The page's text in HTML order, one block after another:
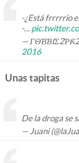
-¿Está frrrrrio
-...
— ΓΘƁƁIΣ2ƤƘ2
2016
Unas tapitas
De la droga se
— Juani